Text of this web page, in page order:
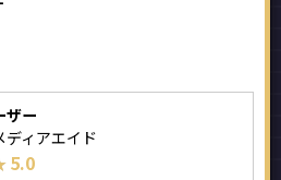
ザー
ディアエイド
5.0